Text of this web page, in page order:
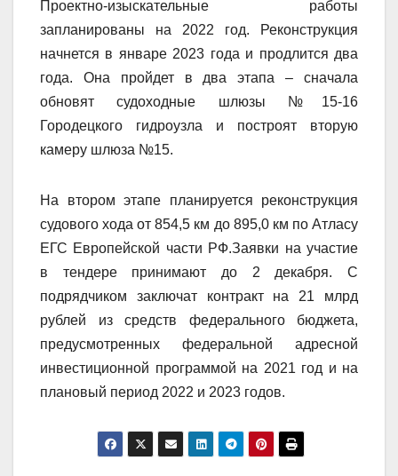
Проектно-изыскательные работы
запланированы на 2022 год. Реконструкция
начнется в январе 2023 года и продлится два
года. Она пройдет в два этапа – сначала
обновят судоходные шлюзы №15-16
Городецкого гидроузла и построят вторую
камеру шлюза №15.
На втором этапе планируется реконструкция
судового хода от 854,5 км до 895,0 км по Атласу
ЕГС Европейской части РФ.Заявки на участие
в тендере принимают до 2 декабря. С
подрядчиком заключат контракт на 21 млрд
рублей из средств федерального бюджета,
предусмотренных федеральной адресной
инвестиционной программой на 2021 год и на
плановый период 2022 и 2023 годов.